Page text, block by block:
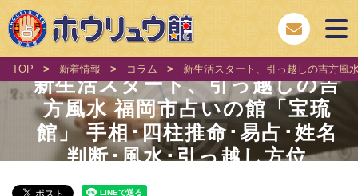
TOP > 新着情報 > コラム > 新生活スタート、引っ越しの吉方風
新生活スタート、引っ越しの吉
方風水 福岡市占いの館「宝琉
館」 手相･四柱推命･易占･姓名
判断･風水･引っ越し方位